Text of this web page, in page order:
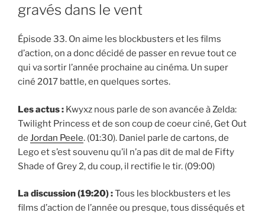
gravés dans le vent
Épisode 33. On aime les blockbusters et les films
d’action, on a donc décidé de passer en revue tout ce
qui va sortir l’année prochaine au cinéma. Un super
ciné 2017 battle, en quelques sortes.
Les actus : Kwyxz nous parle de son avancée à Zelda:
Twilight Princess et de son coup de coeur ciné, Get Out
de Jordan Peele. (01:30). Daniel parle de cartons, de
Lego et s’est souvenu qu’il n’a pas dit de mal de Fifty
Shade of Grey 2, du coup, il rectifie le tir. (09:00)
La discussion (19:20) :Tous les blockbusters et les
films d’action de l’année ou presque, tous disséqués et